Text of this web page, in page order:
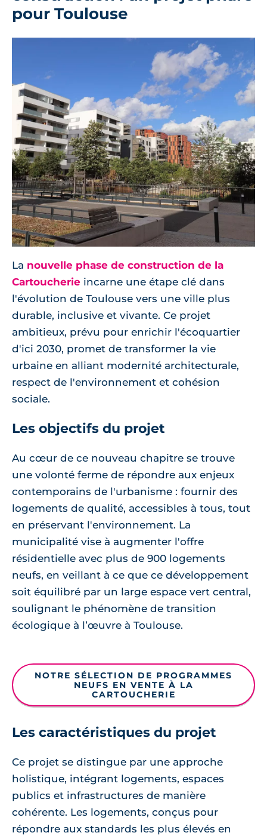
pour Toulouse
La nouvelle phase de construction de la
Cartoucherie incarne une étape clé dans
l'évolution de Toulouse vers une ville plus
durable, inclusive et vivante. Ce projet
ambitieux, prévu pour enrichir l'écoquartier
d'ici 2030, promet de transformer la vie
urbaine en alliant modernité architecturale,
respect de l'environnement et cohésion
sociale.
Les objectifs du projet
Au cœur de ce nouveau chapitre se trouve
une volonté ferme de répondre aux enjeux
contemporains de l'urbanisme : fournir des
logements de qualité, accessibles à tous, tout
en préservant l'environnement. La
municipalité vise à augmenter l'offre
résidentielle avec plus de 900 logements
neufs, en veillant à ce que ce développement
soit équilibré par un large espace vert central,
soulignant le phénomène de transition
écologique à l’œuvre à Toulouse.
NOTRE SÉLECTION DE PROGRAMMES
NEUFS EN VENTE À LA
CARTOUCHERIE
Les caractéristiques du projet
Ce projet se distingue par une approche
holistique, intégrant logements, espaces
publics et infrastructures de manière
cohérente. Les logements, conçus pour
répondre aux standards les plus élevés en